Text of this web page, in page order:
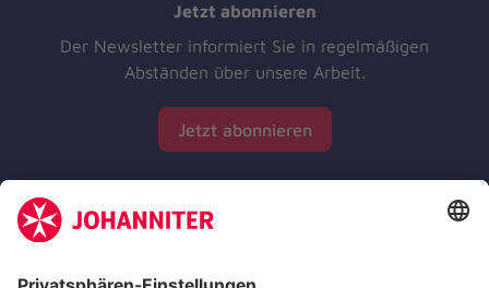
Jetzt abonnieren
Der Newsletter informiert Sie in regelmäßigen
Abständen über unsere Arbeit.
Jetzt abonnieren
Zertifizierung der Johanniter-Unfall-Hilfe e.V.